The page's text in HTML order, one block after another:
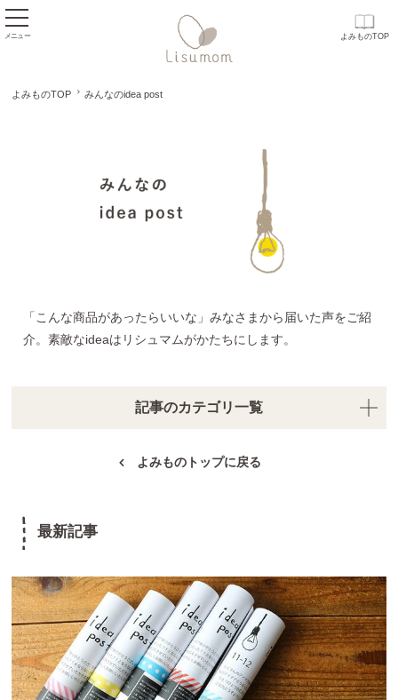
メニュー よみものTOP
よみものTOP みんなのidea post
「こんな商品があったらいいな」みなさまから届いた声をご紹
介。素敵なideaはリシュマムがかたちにします。
記事のカテゴリ一覧
よみものトップに戻る
最新記事